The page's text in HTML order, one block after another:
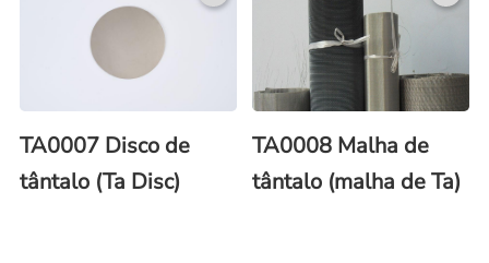
TA0007 Disco de
tântalo (Ta Disc)
TA0008 Malha de
tântalo (malha de Ta)